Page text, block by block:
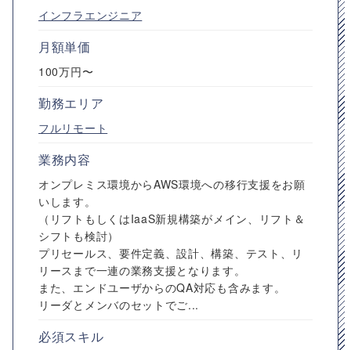
インフラエンジニア
月額単価
100万円〜
勤務エリア
フルリモート
業務内容
オンプレミス環境からAWS環境への移行支援をお願
いします。
（リフトもしくはIaaS新規構築がメイン、リフト＆
シフトも検討）
プリセールス、要件定義、設計、構築、テスト、リ
リースまで一連の業務支援となります。
また、エンドユーザからのQA対応も含みます。
リーダとメンバのセットでご...
必須スキル